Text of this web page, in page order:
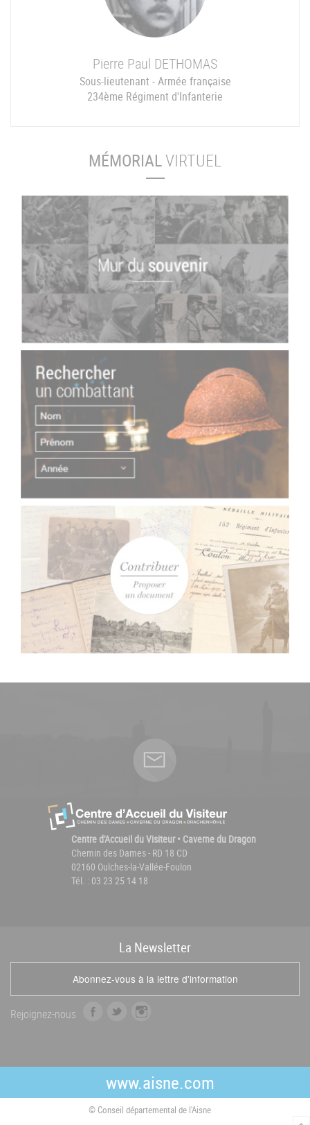
Pierre Paul DETHOMAS
Sous-lieutenant - Armée française
234ème Régiment d'Infanterie
MÉMORIALVIRTUEL
Centre d'Accueil du Visiteur • Caverne du Dragon
Chemin des Dames - RD 18 CD
02160 Oulches-la-Vallée-Foulon
Tél. : 03 23 25 14 18
La Newsletter
Abonnez-vous à la lettre d'information
Rejoignez-nous
b
o
t
e
r
a
g
r
a
www.aisne.com
© Conseil départemental de l'Aisne